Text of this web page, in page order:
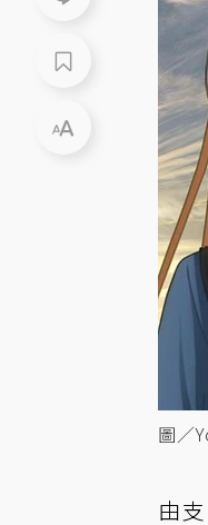
圖／
由